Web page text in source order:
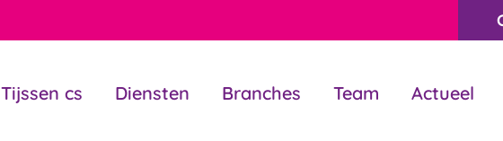
Tijssen cs Diensten Branches Team Actueel